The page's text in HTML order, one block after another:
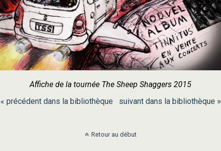
Affiche de la tournée The Sheep Shaggers 2015
« précédent dans la bibliothèque
suivant dans la bibliothèque »
Retour au début